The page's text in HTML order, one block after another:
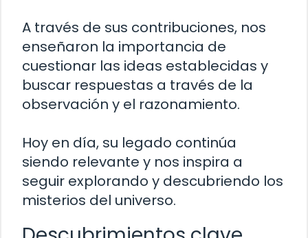
A través de sus contribuciones, nos
enseñaron la importancia de
cuestionar las ideas establecidas y
buscar respuestas a través de la
observación y el razonamiento.
Hoy en día, su legado continúa
siendo relevante y nos inspira a
seguir explorando y descubriendo los
misterios del universo.